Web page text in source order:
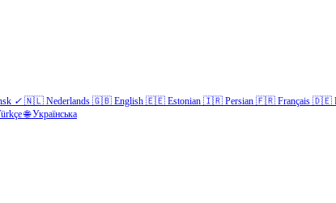
✓ 🇳🇱 Nederlands 🇬🇧 English 🇪🇪 Estonian 🇮🇷 Persian 🇫🇷 Français 🇩🇪
🌐 Українська